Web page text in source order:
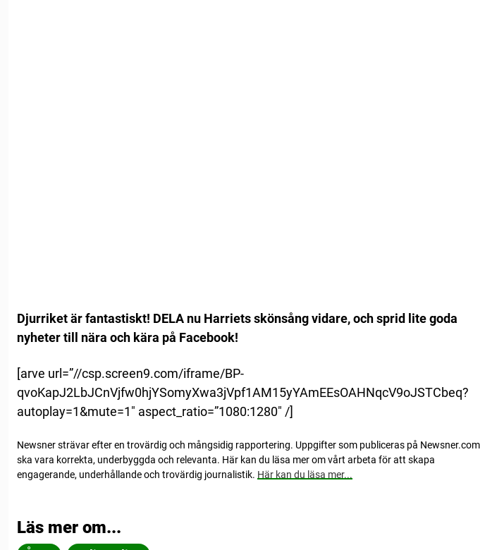
Djurriket är fantastiskt! DELA nu Harriets skönsång vidare, och sprid lite goda
nyheter till nära och kära på Facebook!
[arve url=”//csp.screen9.com/iframe/BP-
qvoKapJ2LbJCnVjfw0hjYSomyXwa3jVpf1AM15yYAmEEsOAHNqcV9oJSTCbeq?
autoplay=1&mute=1″ aspect_ratio=”1080:1280″ /]
Newsner strävar efter en trovärdig och mångsidig rapportering. Uppgifter som publiceras på Newsner.com
ska vara korrekta, underbyggda och relevanta. Här kan du läsa mer om vårt arbeta för att skapa
engagerande, underhållande och trovärdig journalistik. Här kan du läsa mer...
Läs mer om...